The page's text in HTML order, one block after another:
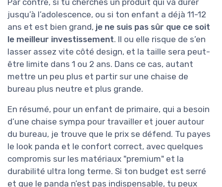
Par contre, si tu cherches un produit qui va durer
jusqu’à l’adolescence, ou si ton enfant a déjà 11-12
ans et est bien grand, je ne suis pas sûr que ce soit
le meilleur investissement. Il ou elle risque de s’en
lasser assez vite côté design, et la taille sera peut-
être limite dans 1 ou 2 ans. Dans ce cas, autant
mettre un peu plus et partir sur une chaise de
bureau plus neutre et plus grande.
En résumé, pour un enfant de primaire, qui a besoin
d’une chaise sympa pour travailler et jouer autour
du bureau, je trouve que le prix se défend. Tu payes
le look panda et le confort correct, avec quelques
compromis sur les matériaux "premium" et la
durabilité ultra long terme. Si ton budget est serré
et que le panda n’est pas indispensable, tu peux